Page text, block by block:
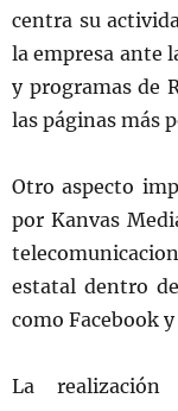
centra su
la empresa ante
y programas de
las páginas más
Otro aspecto
por Kanvas
estatal dentro
como Facebook
La